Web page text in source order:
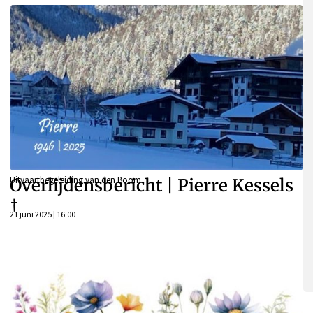
Uitvaartbegeleiding van den Boom
Overlijdensbericht | Pierre Kessels
†
21 juni 2025 | 16:00